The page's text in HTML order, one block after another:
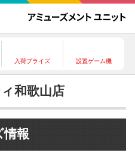
入荷プライズ 設置ゲーム機
和歌山店
情報